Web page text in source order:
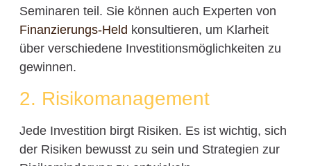
Seminaren teil. Sie können auch Experten von
Finanzierungs-Held konsultieren, um Klarheit
über verschiedene Investitionsmöglichkeiten zu
gewinnen.
2. Risikomanagement
Jede Investition birgt Risiken. Es ist wichtig, sich
der Risiken bewusst zu sein und Strategien zur